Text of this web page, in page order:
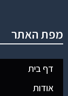
מפת האתר
דף בית
אודות